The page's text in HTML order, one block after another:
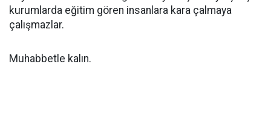
kurumlarda eğitim gören insanlara kara çalmaya
çalışmazlar.
Muhabbetle kalın.